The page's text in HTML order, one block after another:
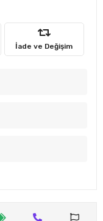
İade ve Değişim